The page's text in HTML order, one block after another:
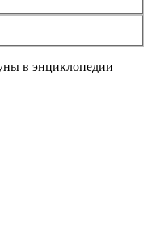
в энциклопедии